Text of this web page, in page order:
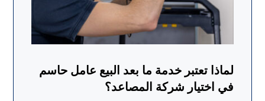
لماذا تعتبر خدمة ما بعد البيع عامل حاسم
في اختيار شركة المصاعد؟